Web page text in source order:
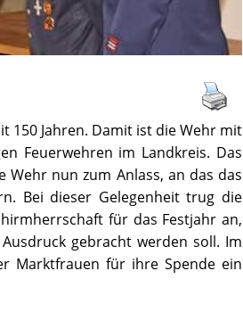
150 Jahren. Damit ist die Wehr mit
Feuerwehren im Landkreis. Das
Wehr nun zum Anlass, an das das
Bei dieser Gelegenheit trug die
für das Festjahr an,
gebracht werden soll. Im
Marktfrauen für ihre Spende ein